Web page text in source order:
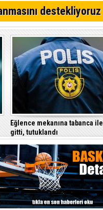
destekliyoruz
Eğlence mekanına tabanca ile
gitti, tutuklandı